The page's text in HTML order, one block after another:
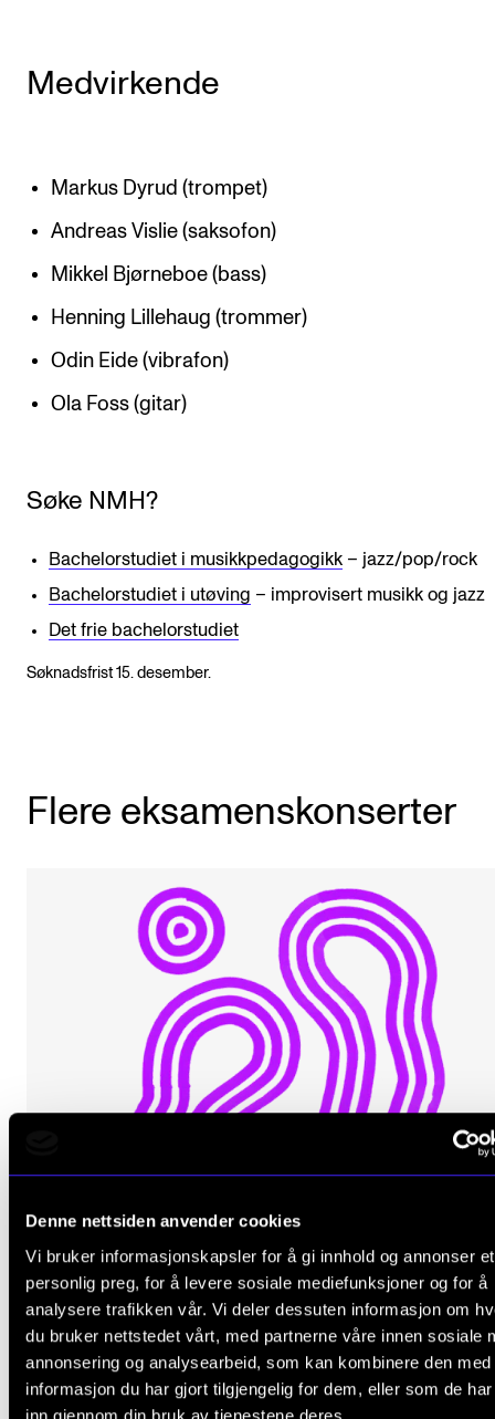
Denne nettsiden anvender cookies
Vi bruker informasjonskapsler for å gi innhold og annonser et
personlig preg, for å levere sosiale mediefunksjoner og for å
analysere trafikken vår. Vi deler dessuten informasjon om
du bruker nettstedet vårt, med partnerne våre innen sosiale
annonsering og analysearbeid, som kan kombinere den med
informasjon du har gjort tilgjengelig for dem, eller som de
inn gjennom din bruk av tjenestene deres.
Medvirkende
Markus Dyrud (trompet)
Andreas Vislie (saksofon)
Mikkel Bjørneboe (bass)
Henning Lillehaug (trommer)
Odin Eide (vibrafon)
Ola Foss (gitar)
Søke NMH?
Bachelorstudiet i musikkpedagogikk– jazz/pop/rock
Bachelorstudiet i utøving – improvisert musikk og jazz
Det frie bachelorstudiet
Søknadsfrist 15. desember.
Flere eksamenskonserter